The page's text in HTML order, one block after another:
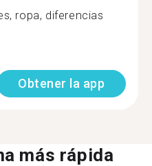
ropa, diferencias
Obtener la app
más rápida